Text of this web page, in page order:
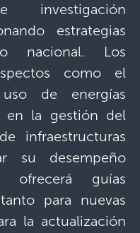
investigación
estrategias
nacional. Los
como el
de energías
en la gestión del
infraestructuras
su desempeño
ofrecerá guías
para nuevas
la actualización